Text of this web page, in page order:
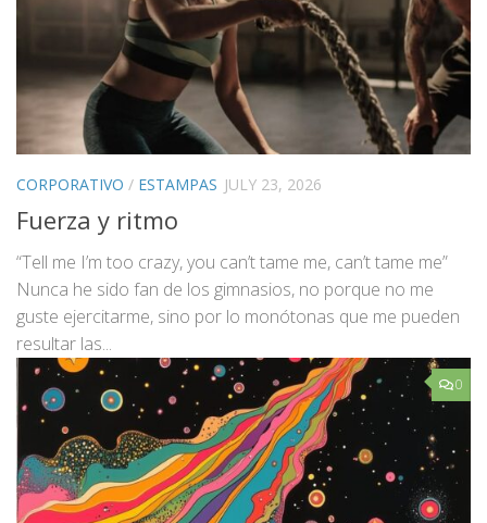
CORPORATIVO / ESTAMPAS JULY 23, 2026
Fuerza y ritmo
“Tell me I’m too crazy, you can’t tame me, can’t tame me”
Nunca he sido fan de los gimnasios, no porque no me
guste ejercitarme, sino por lo monótonas que me pueden
resultar las...
0